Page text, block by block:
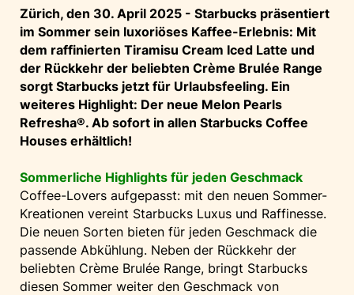
Superbrands Austria
Tante Fanny
Vollpension
win2day
Wolt
woom bikes
Kontakt
Zürich, den 30. April 2025 - Starbucks präsentiert
im Sommer sein luxoriöses Kaffee-Erlebnis: Mit
dem raffinierten Tiramisu Cream Iced Latte und
der Rückkehr der beliebten Crème Brulée Range
sorgt Starbucks jetzt für Urlaubsfeeling. Ein
weiteres Highlight: Der neue Melon Pearls
Refresha®. Ab sofort in allen Starbucks Coffee
Houses erhältlich!
Sommerliche Highlights für jeden Geschmack
Coffee-Lovers aufgepasst: mit den neuen Sommer-
Kreationen vereint Starbucks Luxus und Raffinesse.
Die neuen Sorten bieten für jeden Geschmack die
passende Abkühlung. Neben der Rückkehr der
beliebten Crème Brulée Range, bringt Starbucks
diesen Sommer weiter den Geschmack von